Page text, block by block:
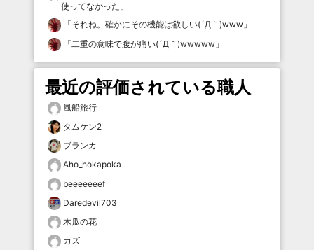
使ってなかった 」
「それね。確かにその機能は欲しい(´Д｀)www 」
「二重の意味で腹が痛い(´Д｀)wwwww 」
最近の評価されている職人
風船旅行
タムケン2
ブランカ
Aho_hokapoka
beeeeeeef
Daredevil703
木瓜の花
カズ